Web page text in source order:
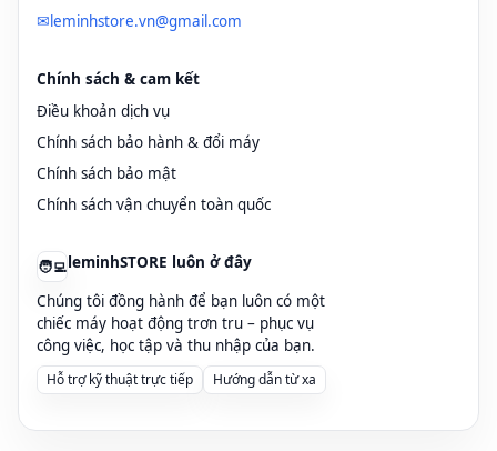
Vì sao chọn leminhSTORE?
Thông tin liên hệ
FAQ – Câu hỏi thường gặp
🔋 Thay Pin Laptop Lenovo – IBM
Hành 3–12 Tháng
Laptop Lenovo (IdeaPad, ThinkPad, Yoga, Legion) và
tiếng về độ bền, bàn phím gõ sướng, pin lâu. Nhưng
lithium-ion rất dễchai nhanh, sạc không vào, % pin
& IBM chất lượng cao,đóng cell pin ThinkPad giá rẻ
✉leminhstore.vn@gmail.com
Chính sách & cam kết
Điều khoản dịch vụ
Chính sách bảo hành & đổi máy
Chính sách bảo mật
Chính sách vận chuyển toàn quốc
🧑‍💻leminhSTORE luôn ở đây
Chúng tôi đồng hành để bạn luôn có một
chiếc máy hoạt động trơn tru – phục vụ
công việc, học tập và thu nhập của bạn.
Hỗ trợ kỹ thuật trực tiếp Hướng dẫn từ xa